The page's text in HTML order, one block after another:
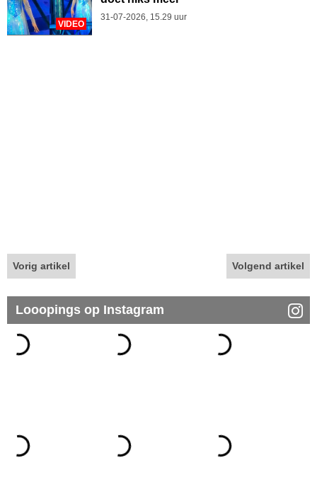
VIDEO
31-07-2026, 15.29 uur
Vorig artikel Volgend artikel
Looopings op Instagram